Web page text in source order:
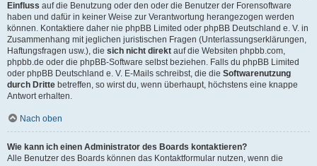
Einfluss auf die Benutzung oder den oder die Benutzer der Forensoftware
haben und dafür in keiner Weise zur Verantwortung herangezogen werden
können. Kontaktiere daher nie phpBB Limited oder phpBB Deutschland e. V. in
Zusammenhang mit jeglichen juristischen Fragen (Unterlassungserklärungen,
Haftungsfragen usw.), die sich nicht direkt auf die Websiten phpbb.com,
phpbb.de oder die phpBB-Software selbst beziehen. Falls du phpBB Limited
oder phpBB Deutschland e. V. E-Mails schreibst, die die Softwarenutzung
durch Dritte betreffen, so wirst du, wenn überhaupt, höchstens eine knappe
Antwort erhalten.
Nach oben
Wie kann ich einen Administrator des Boards kontaktieren?
Alle Benutzer des Boards können das Kontaktformular nutzen, wenn die